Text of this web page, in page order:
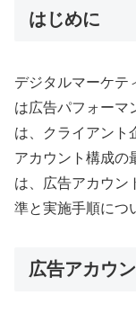
はじめに
デジタルマーケテ
は広告パフォーマ
は、クライアント
アカウント構成の
は、広告アカウン
準と実施手順につ
広告アカウ